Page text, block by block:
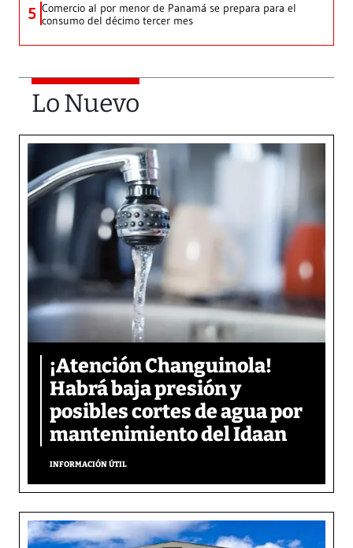
5 Comercio al por menor de Panamá se prepara para el
consumo del décimo tercer mes
Lo Nuevo
¡Atención Changuinola!
Habrá baja presión y
posibles cortes de agua por
mantenimiento del Idaan
INFORMACIÓN ÚTIL